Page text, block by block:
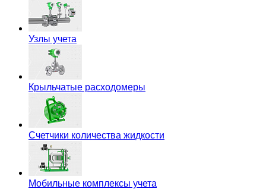
Узлы учета
Крыльчатые расходомеры
Счетчики количества жидкости
Мобильные комплексы учета